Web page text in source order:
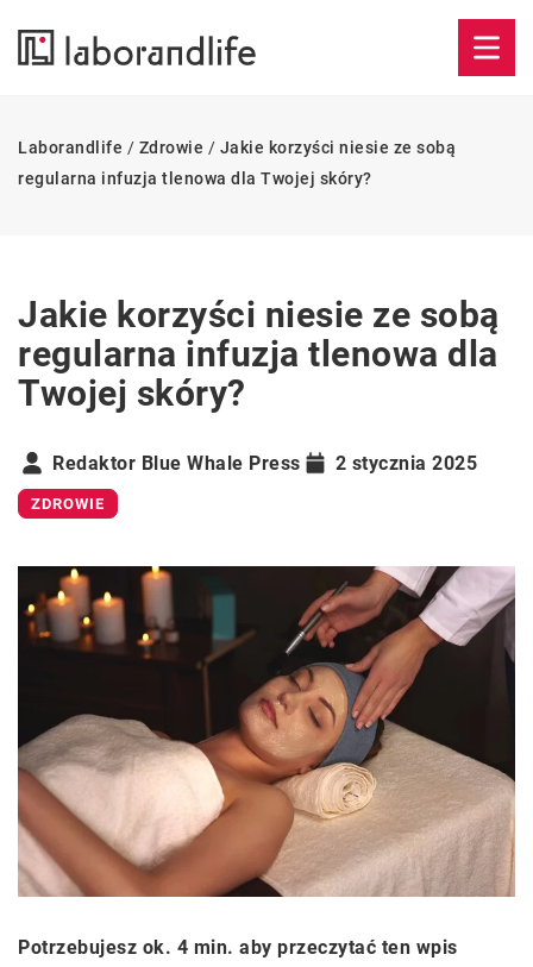
Laborandlife / Zdrowie / Jakie korzyści niesie ze sobą
regularna infuzja tlenowa dla Twojej skóry?
Jakie korzyści niesie ze sobą
regularna infuzja tlenowa dla
Twojej skóry?
Redaktor Blue Whale Press 2 stycznia 2025
ZDROWIE
Potrzebujesz ok. 4 min. aby przeczytać ten wpis